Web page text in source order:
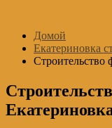
содержимому
Домой
Екатериновка
Строительство